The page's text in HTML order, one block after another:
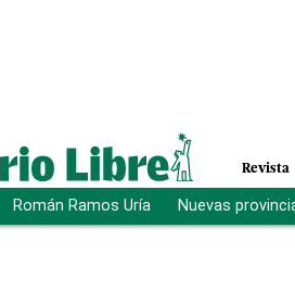
Revista
Román Ramos Uría Nuevas